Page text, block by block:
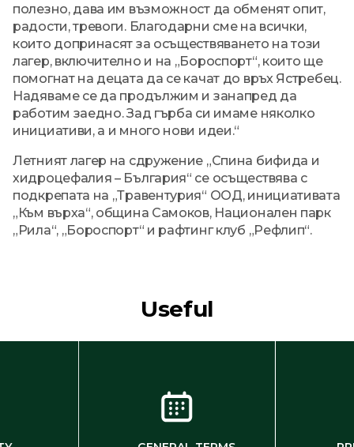
полезно, дава им възможност да обменят опит,
радости, тревоги. Благодарни сме на всички,
които допринасят за осъществяването на този
лагер, включително и на „Бороспорт“, които ще
помогнат на децата да се качат до връх Ястребец.
Надяваме се да продължим и занапред да
работим заедно. Зад гърба си имаме няколко
инициативи, а и много нови идеи.“
Летният лагер на сдружение „Спина бифида и
хидроцефалия – България“ се осъществява с
подкрепата на „Травентурия“ ООД, инициативата
„Към върха“, община Самоков, Национален парк
„Рила“, „Бороспорт“ и рафтинг клуб „Рефлип“.
Useful